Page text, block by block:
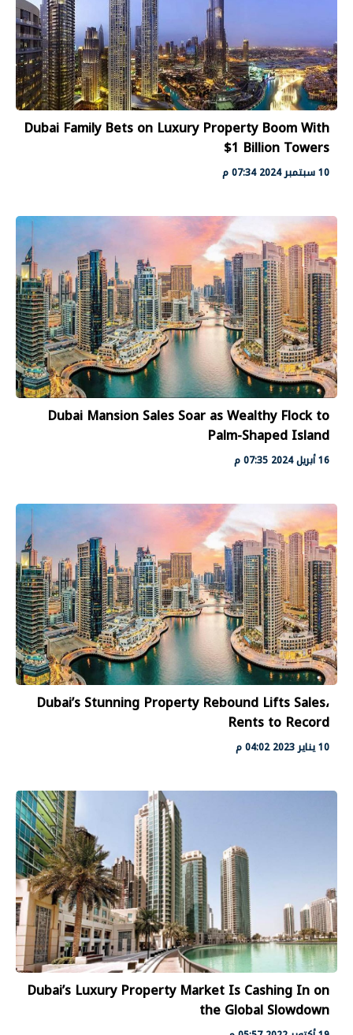
Dubai Family Bets on Luxury Property Boom With
$1 Billion Towers
10 سبتمبر 2024 07:34 م
Dubai Mansion Sales Soar as Wealthy Flock to
Palm-Shaped Island
16 أبريل 2024 07:35 م
Dubai’s Stunning Property Rebound Lifts Sales،
Rents to Record
10 يناير 2023 04:02 م
Dubai’s Luxury Property Market Is Cashing In on
the Global Slowdown